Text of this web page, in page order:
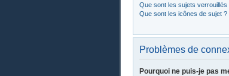
Que sont les sujets verrouillés
Que sont les icônes de sujet ?
Problèmes de
Pourquoi ne puis-je pas